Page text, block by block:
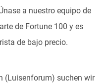
a nuestro equipo de
de Fortune 100 y es
de bajo precio.
(Luisenforum) suchen wir